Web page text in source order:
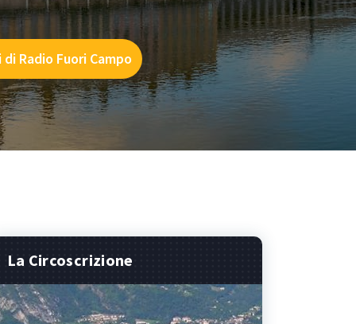
Radio Fuori Campo
La Circoscrizione